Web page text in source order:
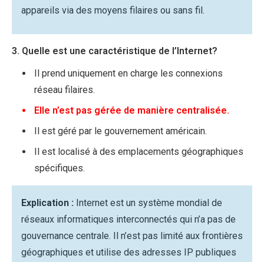
appareils via des moyens filaires ou sans fil.
3. Quelle est une caractéristique de l’Internet?
Il prend uniquement en charge les connexions
réseau filaires.
Elle n’est pas gérée de manière centralisée.
Il est géré par le gouvernement américain.
Il est localisé à des emplacements géographiques
spécifiques.
Explication : Internet est un système mondial de
réseaux informatiques interconnectés qui n’a pas de
gouvernance centrale. Il n’est pas limité aux frontières
géographiques et utilise des adresses IP publiques